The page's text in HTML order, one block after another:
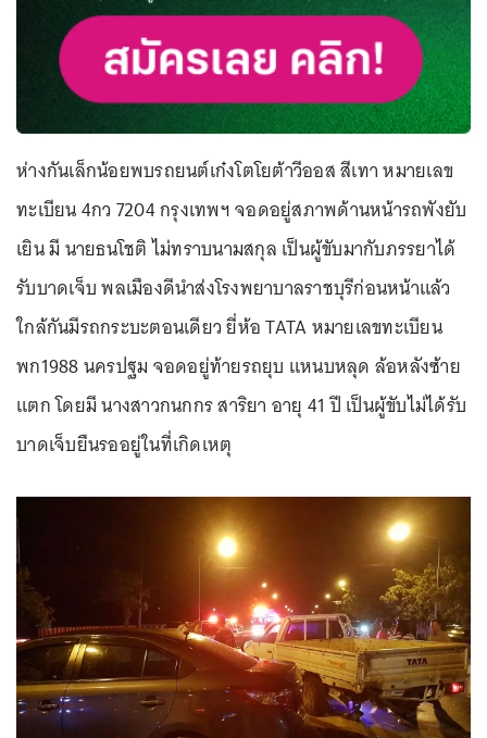
ห่างกันเล็กน้อยพบรถยนต์เก๋งโตโยต้าวีออส สีเทา หมายเลข
ทะเบียน 4กว 7204 กรุงเทพฯ จอดอยู่สภาพด้านหน้ารถพังยับ
เยิน มี นายธนโชติ ไม่ทราบนามสกุล เป็นผู้ขับมากับภรรยาได้
รับบาดเจ็บ พลเมืองดีนำส่งโรงพยาบาลราชบุรีก่อนหน้าแล้ว
ใกล้กันมีรถกระบะตอนเดียว ยี่ห้อ TATA หมายเลขทะเบียน
พก1988 นครปฐม จอดอยู่ท้ายรถยุบ แหนบหลุด ล้อหลังซ้าย
แตก โดยมี นางสาวกนกกร สาริยา อายุ 41 ปี เป็นผู้ขับไม่ได้รับ
บาดเจ็บยืนรออยู่ในที่เกิดเหตุ